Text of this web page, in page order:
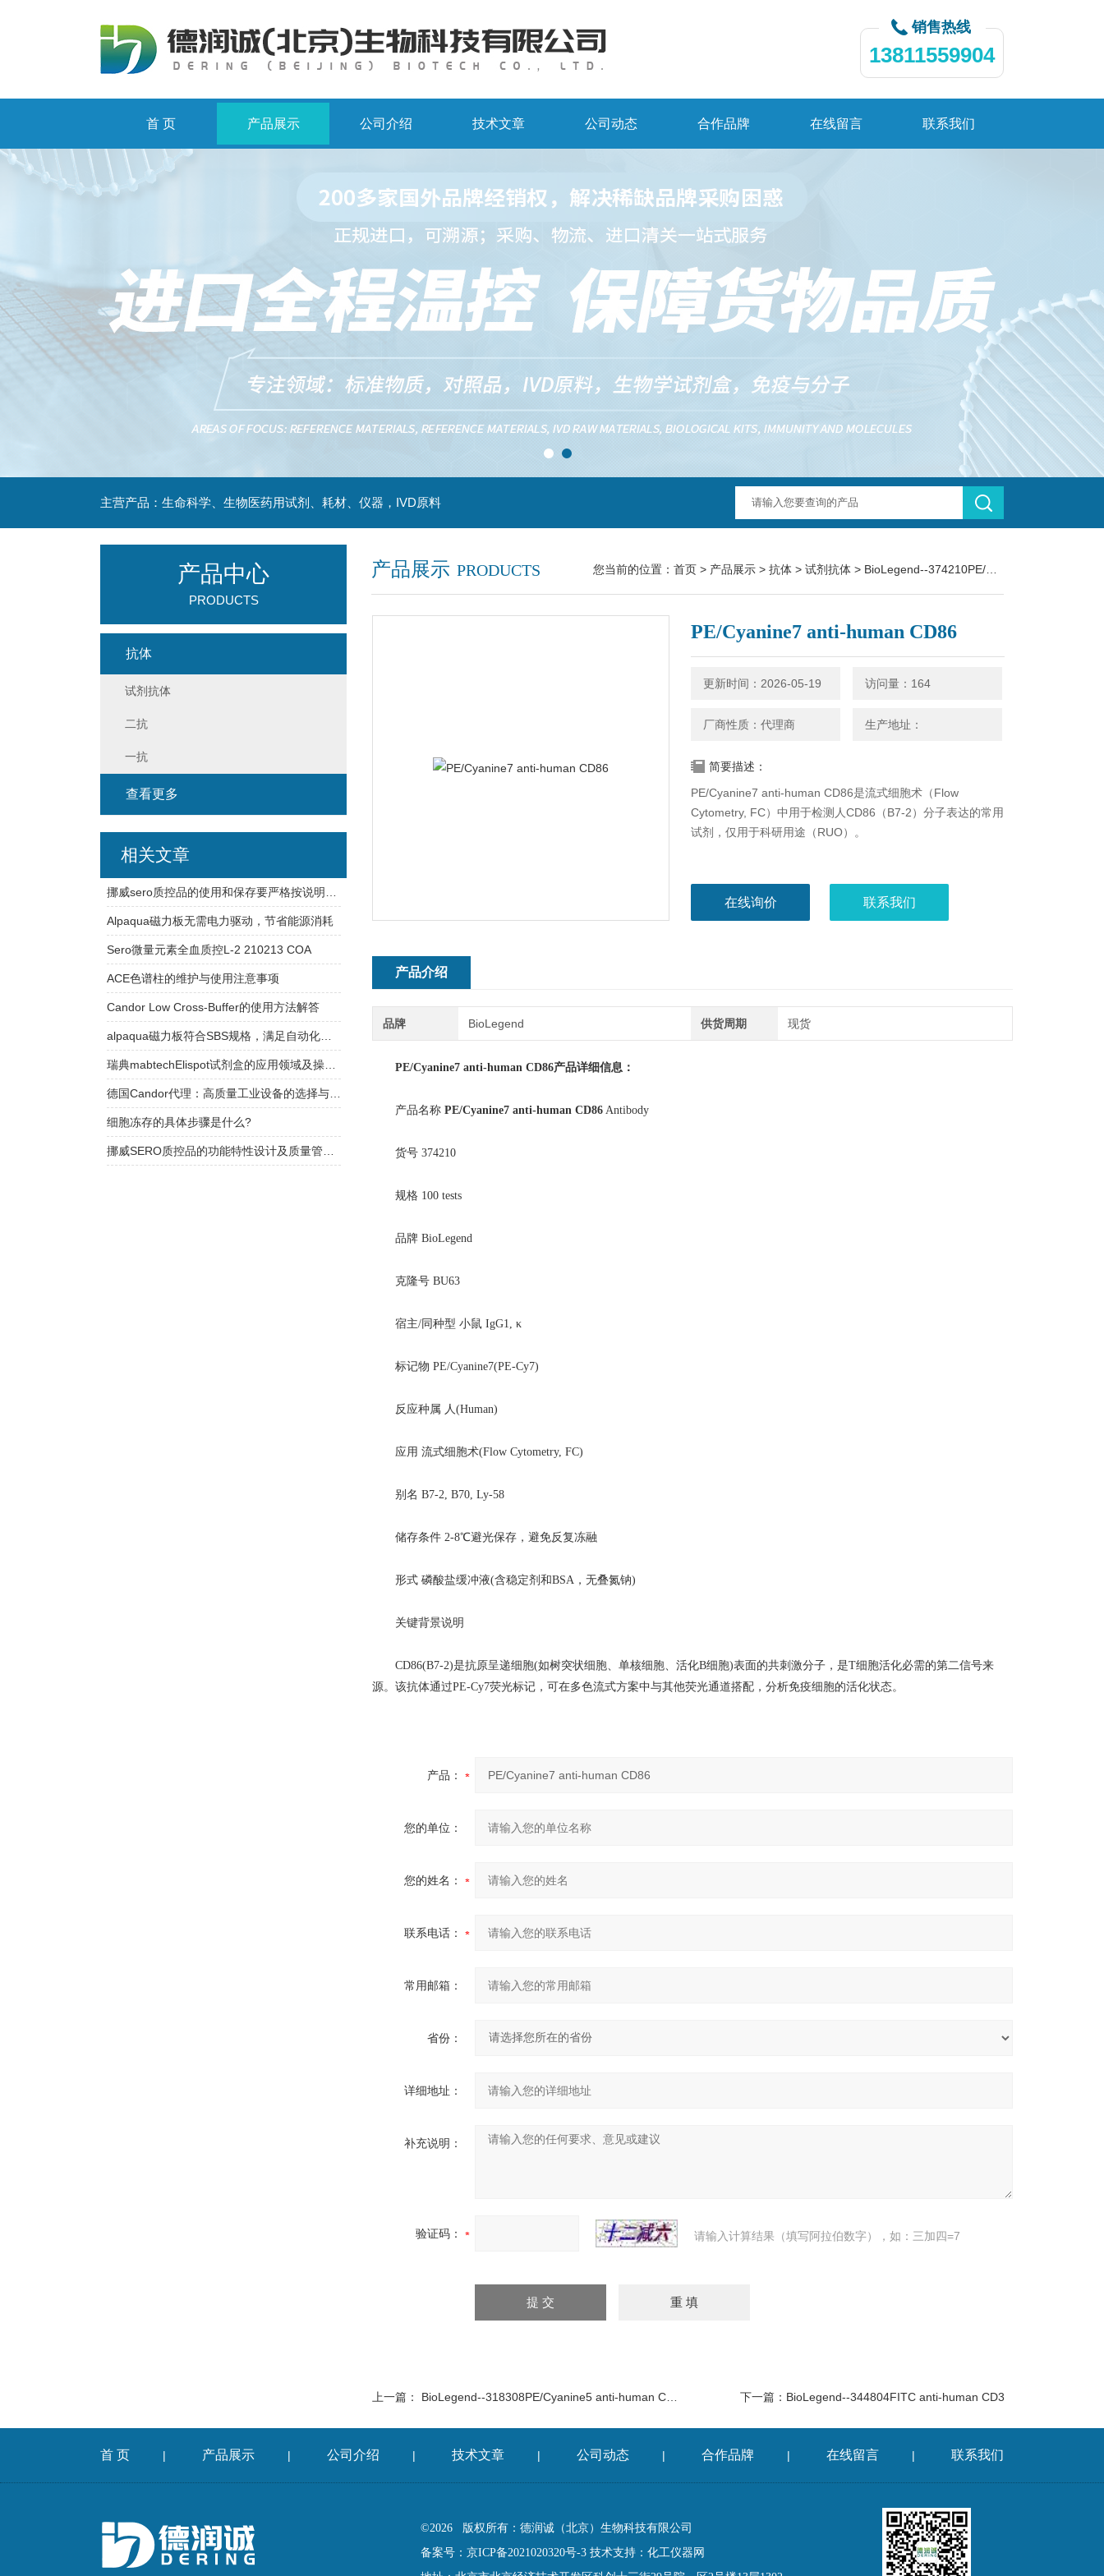
销售热线
13811559904
首 页 产品展示 公司介绍 技术文章 公司动态 合作品牌 在线留言 联系我们
主营产品：生命科学、生物医药用试剂、耗材、仪器，IVD原料
产品展示 PRODUCTS 您当前的位置： 首页 > 产品展示 > 抗体 > 试剂抗体 > BioLegend--374210PE/Cyanine7 anti-human CD86
PE/Cyanine7 anti-human CD86
更新时间：2026-05-19 访问量：164
厂商性质：代理商 生产地址：
简要描述：
PE/Cyanine7 anti-human CD86是流式细胞术（Flow
Cytometry, FC）中用于检测人CD86（B7-2）分子表达的常用
试剂，仅用于科研用途（RUO）。
在线询价 联系我们
产品介绍
品牌 BioLegend 供货周期 现货
PE/Cyanine7 anti-human CD86产品详细信息：
产品名称 PE/Cyanine7 anti-human CD86 Antibody
货号 374210
规格 100 tests
品牌 BioLegend
克隆号 BU63
宿主/同种型 小鼠 IgG1, κ
标记物 PE/Cyanine7(PE-Cy7)
反应种属 人(Human)
应用 流式细胞术(Flow Cytometry, FC)
别名 B7-2, B70, Ly-58
储存条件 2-8℃避光保存，避免反复冻融
形式 磷酸盐缓冲液(含稳定剂和BSA，无叠氮钠)
关键背景说明
CD86(B7-2)是抗原呈递细胞(如树突状细胞、单核细胞、活化B细胞)表面的共刺激分子，是T细胞活化必需的第二信号来
源。该抗体通过PE-Cy7荧光标记，可在多色流式方案中与其他荧光通道搭配，分析免疫细胞的活化状态。
产品：
您的单位：
您的姓名：
联系电话：
常用邮箱：
省份：
详细地址：
补充说明：
验证码： 请输入计算结果（填写阿拉伯数字），如：三加四=7
上一篇： BioLegend--318308PE/Cyanine5 anti-human CD56 下一篇： BioLegend--344804FITC anti-human CD3
产品中心
PRODUCTS
抗体
试剂抗体
二抗
一抗
查看更多
相关文章
Alpaqua磁力板无需电力驱动，节省能源消耗
Sero微量元素全血质控L-2 210213 COA
ACE色谱柱的维护与使用注意事项
Candor Low Cross-Buffer的使用方法解答
alpaqua磁力板符合SBS规格，满足自动化平台需求
瑞典mabtechElispot试剂盒的应用领域及操作过程介绍
德国Candor代理：高质量工业设备的选择与合作
细胞冻存的具体步骤是什么?
首 页 | 产品展示 | 公司介绍 | 技术文章 | 公司动态 | 合作品牌 | 在线留言 | 联系我们
©2026 版权所有：德润诚（北京）生物科技有限公司
备案号：京ICP备2021020320号-3 技术支持： 化工仪器网